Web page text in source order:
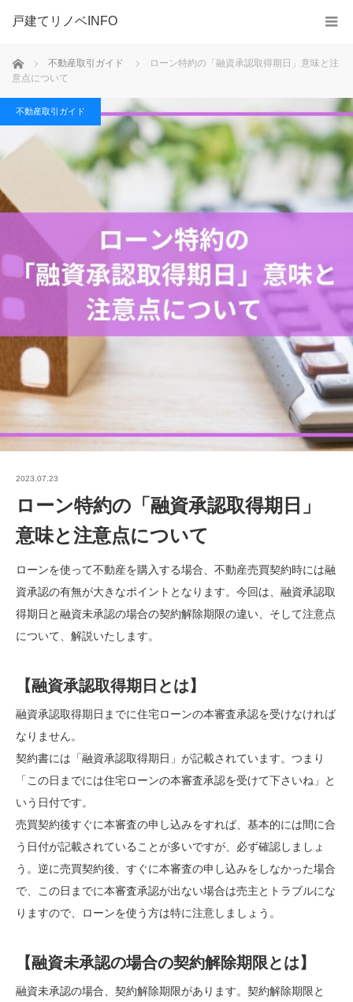
戸建てリノベINFO
ホーム 不動産取引ガイド
ローン特約の「融資承認取得期日」意味と注
意点について
不動産取引ガイド
2023.07.23
ローン特約の「融資承認取得期日」
意味と注意点について
ローンを使って不動産を購入する場合、不動産売買契約時には融
資承認の有無が大きなポイントとなります。今回は、融資承認取
得期日と融資未承認の場合の契約解除期限の違い、そして注意点
について、解説いたします。
【融資承認取得期日とは】
融資承認取得期日までに住宅ローンの本審査承認を受けなければ
なりません。
契約書には「融資承認取得期日」が記載されています。つまり
「この日までには住宅ローンの本審査承認を受けて下さいね」と
いう日付です。
売買契約後すぐに本審査の申し込みをすれば、基本的には間に合
う日付が記載されていることが多いですが、必ず確認しましょ
う。逆に売買契約後、すぐに本審査の申し込みをしなかった場合
で、この日までに本審査承認が出ない場合は売主とトラブルにな
りますので、ローンを使う方は特に注意しましょう。
【融資未承認の場合の契約解除期限とは】
融資未承認の場合、契約解除期限があります。契約解除期限と